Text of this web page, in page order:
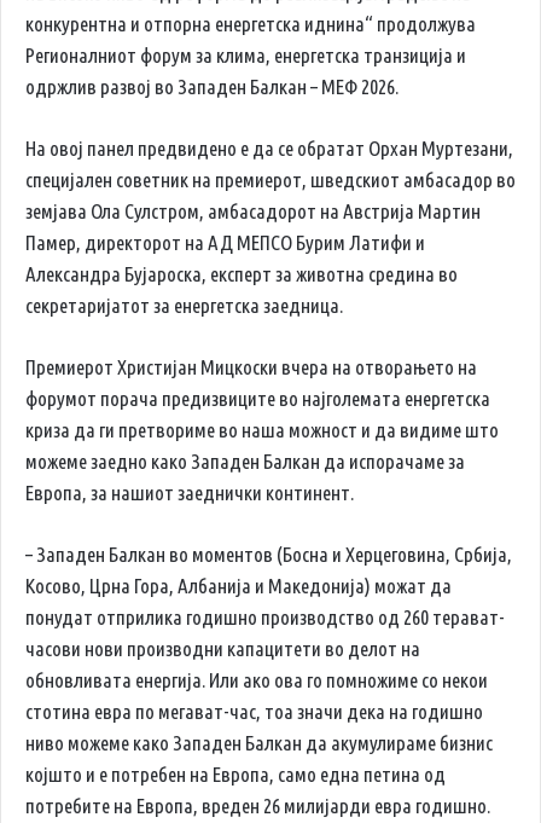
конкурентна и отпорна енергетска иднина“ продолжува
Регионалниот форум за клима, енергетска транзиција и
одржлив развој во Западен Балкан – МЕФ 2026.
На овој панел предвидено е да се обратат Орхан Муртезани,
специјален советник на премиерот, шведскиот амбасадор во
земјава Ола Сулстром, амбасадорот на Австрија Мартин
Памер, директорот на АД МЕПСО Бурим Латифи и
Александра Бујароска, експерт за животна средина во
секретаријатот за енергетска заедница.
Премиерот Христијан Мицкоски вчера на отворањето на
форумот порача предизвиците во најголемата енергетска
криза да ги претвориме во наша можност и да видиме што
можеме заедно како Западен Балкан да испорачаме за
Европа, за нашиот заеднички континент.
– Западен Балкан во моментов (Босна и Херцеговина, Србија,
Косово, Црна Гора, Албанија и Македонија) можат да
понудат отприлика годишно производство од 260 терават-
часови нови производни капацитети во делот на
обновливата енергија. Или ако ова го помножиме со некои
стотина евра по мегават-час, тоа значи дека на годишно
ниво можеме како Западен Балкан да акумулираме бизнис
којшто и е потребен на Европа, само една петина од
потребите на Европа, вреден 26 милијарди евра годишно.